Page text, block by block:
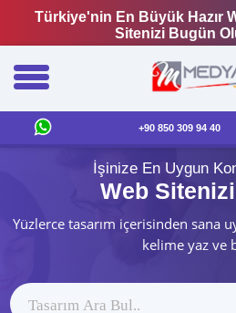
Türkiye'nin En Büyük Hazır
Sitenizi Bugün
+90 850 309 94 40
İşinize En Uygun
Web
Yüzlerce tasarım içerisinden sana
kelime yaz ve